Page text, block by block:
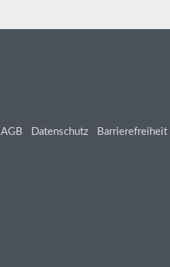
AGB Datenschutz Barrierefreiheit